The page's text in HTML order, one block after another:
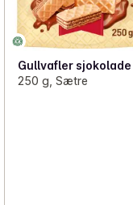
Gullvafler sjokolade
250 g, Sætre